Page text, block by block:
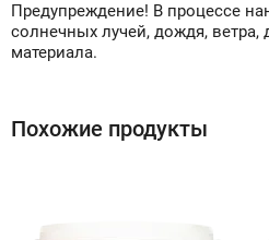
Предупреждение! В процессе
солнечных лучей, дождя,
материала.
Похожие продукты